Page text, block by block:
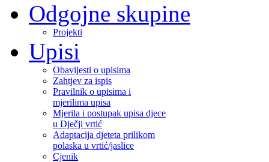
Odgojne skupine
Projekti
Upisi
Obavijesti o upisima
Zahtjev za ispis
Pravilnik o upisima i
mjerilima upisa
Mjerila i postupak upisa djece
u Dječji vrtić
Adaptacija djeteta prilikom
polaska u vrtić/jaslice
Cjenik